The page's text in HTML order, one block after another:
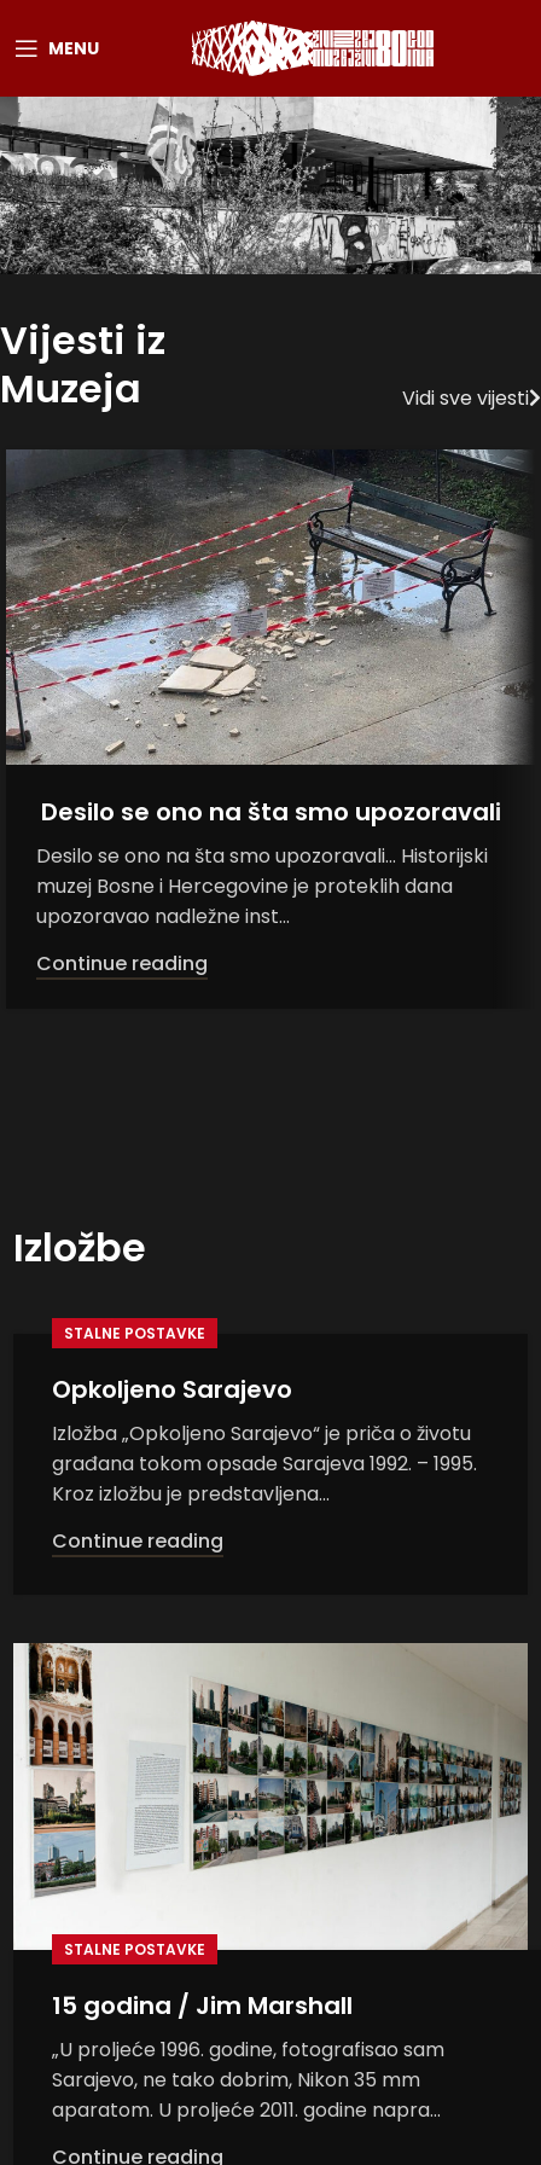
MENU
Vijesti iz
Muzeja
Vidi sve vijesti
Desilo se ono na šta smo upozoravali
Desilo se ono na šta smo upozoravali... Historijski
muzej Bosne i Hercegovine je proteklih dana
upozoravao nadležne inst...
Continue reading
Izložbe
STALNE POSTAVKE
Opkoljeno Sarajevo
Izložba „Opkoljeno Sarajevo“ je priča o životu
građana tokom opsade Sarajeva 1992. – 1995.
Kroz izložbu je predstavljena...
Continue reading
STALNE POSTAVKE
15 godina / Jim Marshall
„U proljeće 1996. godine, fotografisao sam
Sarajevo, ne tako dobrim, Nikon 35 mm
aparatom. U proljeće 2011. godine napra...
Continue reading